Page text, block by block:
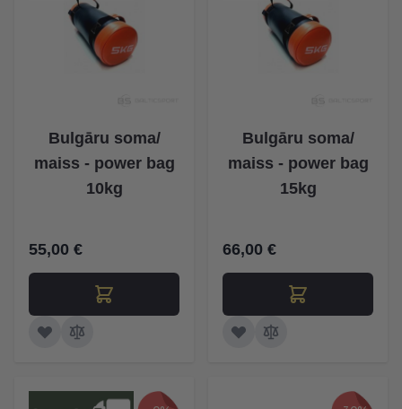
Bulgāru soma/
maiss - power bag
10kg
55,00 €
Bulgāru soma/
maiss - power bag
15kg
66,00 €